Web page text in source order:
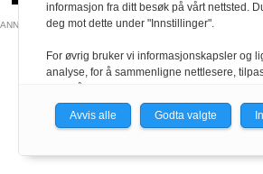
ANNONSE
informasjon fra ditt besøk på vårt nettsted.
deg mot dette under "Innstillinger".
For øvrig bruker vi informasjonskapsler og
analyse, for å sammenligne nettlesere,
personvernerklæring.
du få relevante annonser på nettstedene til
nettverket basert på informasjon fra dine
Avvis alle Godta valgte